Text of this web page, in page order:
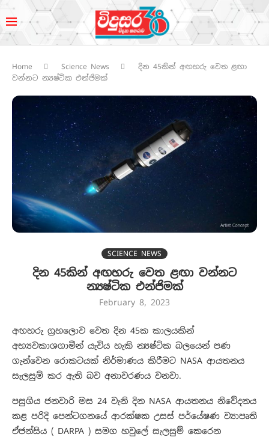
Home Science News
දින 45කින් අඟහරු වෙත ළඟා
වන්නට න්‍යෂ්ටික එන්ජිමක්
SCIENCE NEWS
දින 45කින් අඟහරු වෙත ළඟා වන්නට
න්‍යෂ්ටික එන්ජිමක්
February 8, 2023
අඟහරු ග්‍රහලොව වෙත දින 45ක කාලයකින්
අභ්‍යවකාශගාමීන් යැවිය හැකි න්‍යෂ්ටික බලයෙන් පණ
ගැන්වෙන රොකටයක් නිර්මාණය කිරීමට NASA ආයතනය
සැලසුම් කර ඇති බව අනාවරණය වනවා.
පසුගිය ජනවාරි මස 24 වැනි දින NASA ආයතනය නිවේදනය
කළ පරිදි පෙන්ටගනයේ ආරක්ෂක උසස් පර්යේෂණ ව්‍යාපෘති
ඒජන්සිය ( DARPA ) සමග හවුලේ සැලසුම් කෙරෙන